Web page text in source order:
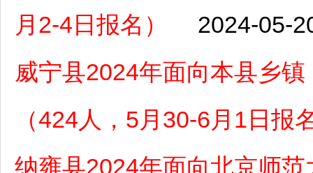
月2-4日报名）
2024-05-
威宁县2024年面向本县乡
（424人，5月30-6月1日报
纳雍县2024年面向北京师范